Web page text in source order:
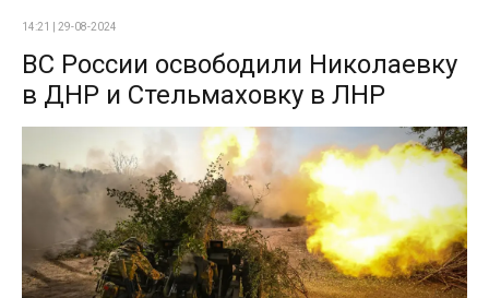
14:21 | 29-08-2024
ВС России освободили Николаевку
в ДНР и Стельмаховку в ЛНР